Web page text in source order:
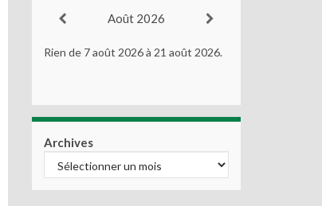
Août 2026
Rien de 7 août 2026 à 21 août 2026.
Archives